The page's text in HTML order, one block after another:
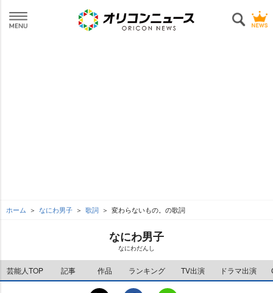
ホーム なにわ男子 歌詞 変わらないもの。の歌詞
なにわ男子
なにわだんし
芸能人TOP 記事 作品 ランキング TV出演 ドラマ出演